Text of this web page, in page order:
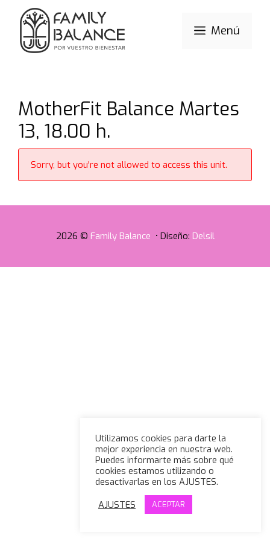
Saltar
contenido
Menú
MotherFit Balance Martes
13, 18.00 h.
Sorry, but you're not allowed to access this unit.
2026 © Family Balance • Diseño: Delsil
Utilizamos cookies para darte la
mejor experiencia en nuestra web.
Puedes informarte más sobre qué
cookies estamos utilizando o
desactivarlas en los AJUSTES.
AJUSTES
ACEPTAR